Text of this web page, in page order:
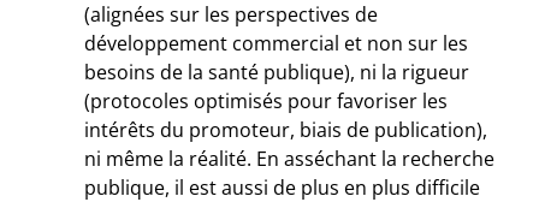
(alignées sur les perspectives de
développement commercial et non sur les
besoins de la santé publique), ni la rigueur
(protocoles optimisés pour favoriser les
intérêts du promoteur, biais de publication),
ni même la réalité. En asséchant la recherche
publique, il est aussi de plus en plus difficile